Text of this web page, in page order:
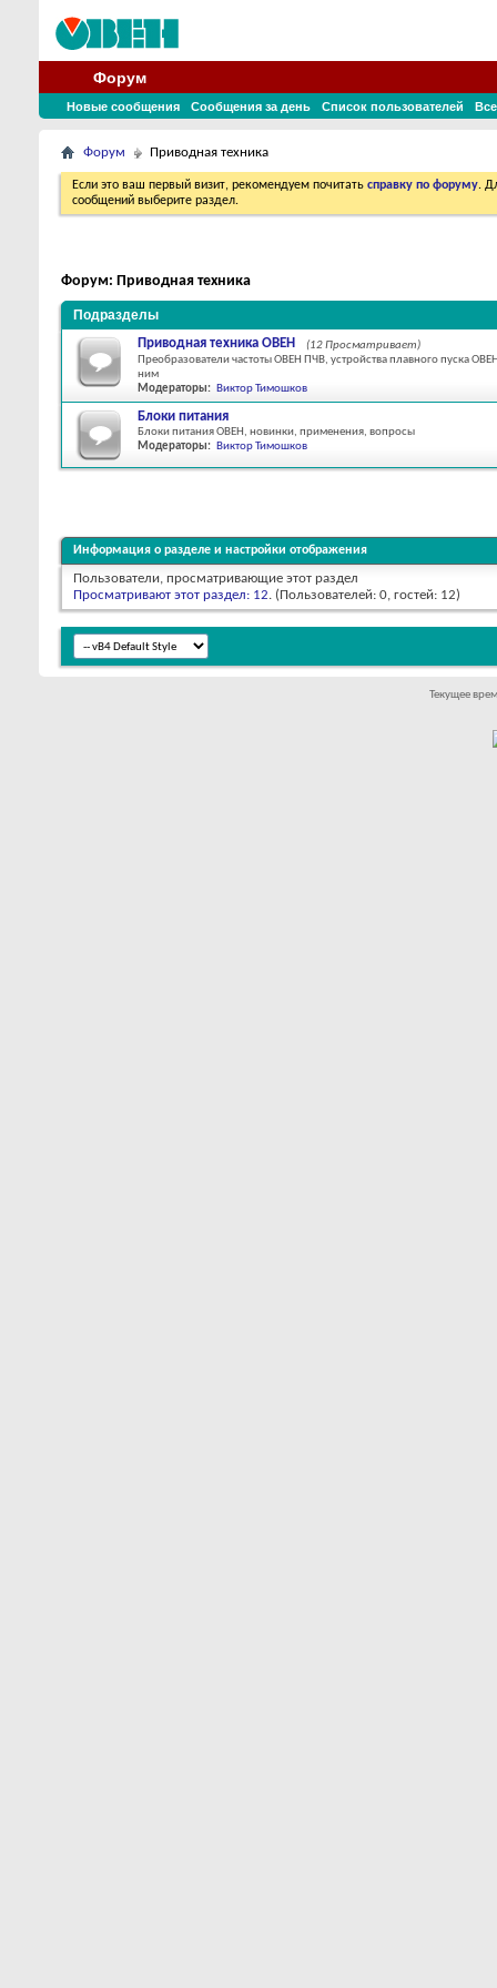
Форум
Новые сообщения Сообщения за день Список пользователей
Форум Приводная техника
Если это ваш первый визит, рекомендуем почитать справку по форуму.
сообщений выберите раздел.
Форум: Приводная техника
Подразделы
Приводная техника ОВЕН
(12 Просматривает)
Преобразователи частоты ОВЕН ПЧВ, устройства плавного пуска
ним
Модераторы: Виктор Тимошков
Блоки питания
Блоки питания ОВЕН, новинки, применения, вопросы
Модераторы: Виктор Тимошков
Информация о разделе и настройки отображения
Пользователи, просматривающие этот раздел
Просматривают этот раздел: 12. (Пользователей: 0, гостей: 12)
Текущее